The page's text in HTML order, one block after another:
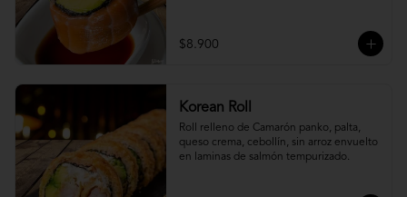
$8.900
Korean Roll
Roll relleno de Camarón panko, palta,
queso crema, cebollín, sin arroz envuelto
en laminas de salmón tempurizado.